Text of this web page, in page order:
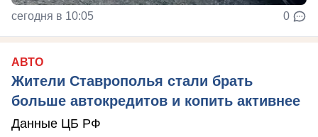
сегодня в 10:05 0
АВТО
Жители Ставрополья стали брать
больше автокредитов и копить активнее
Данные ЦБ РФ